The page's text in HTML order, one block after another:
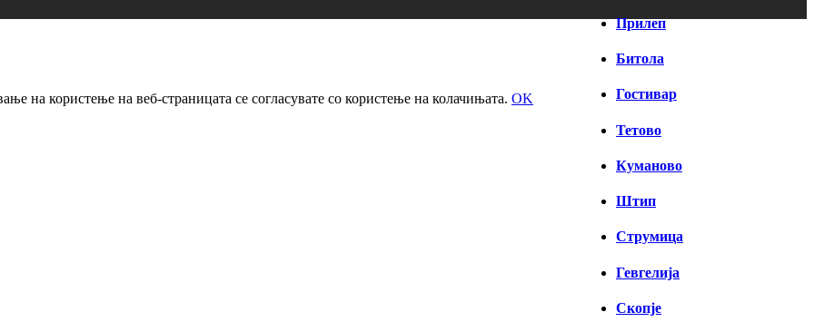
Прилеп
Битола
Гостивар
Тетово
Куманово
Штип
Струмица
Гевгелија
Скопје
на користење на веб-страницата се согласувате со користење на колачињата. OK